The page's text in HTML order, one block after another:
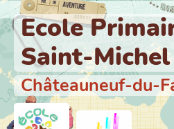
Ecole
Saint-Michel
Châteauneuf-du-